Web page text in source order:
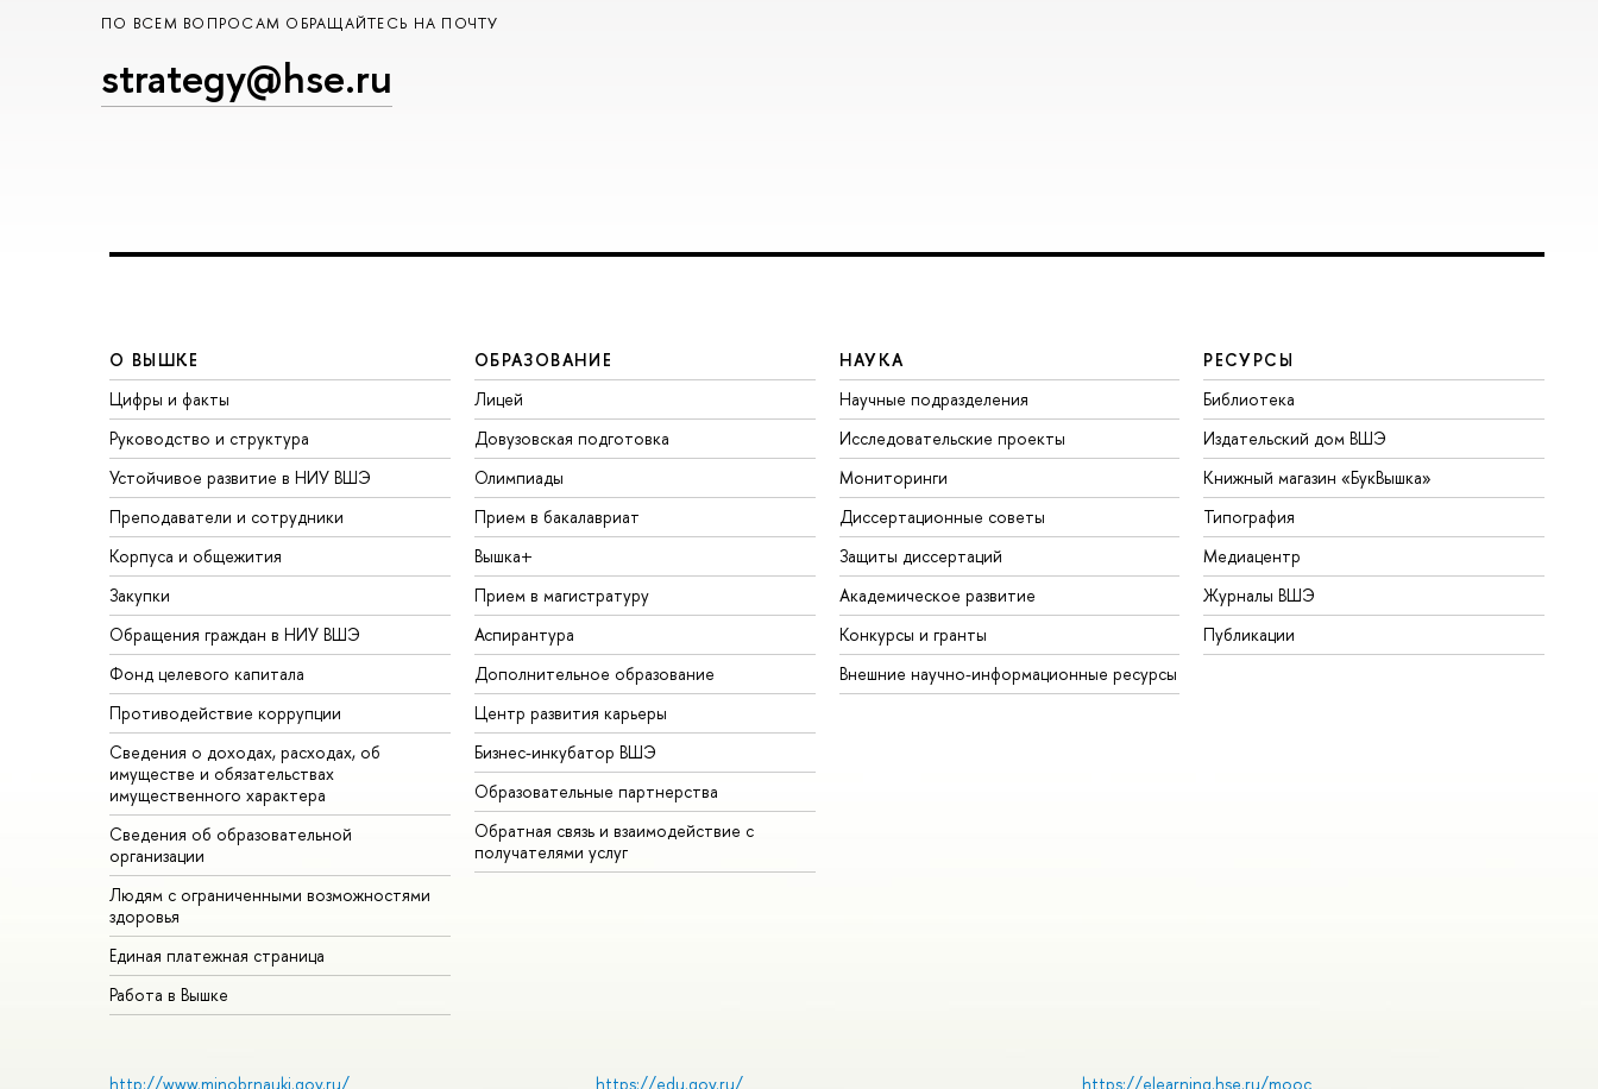
ПО ВСЕМ ВОПРОСАМ ОБРАЩАЙТЕСЬ НА ПОЧТУ
strategy@hse.ru
О ВЫШКЕ
Цифры и факты
Руководство и структура
Устойчивое развитие в НИУ ВШЭ
Преподаватели и сотрудники
Корпуса и общежития
Закупки
Обращения граждан в НИУ ВШЭ
Фонд целевого капитала
Противодействие коррупции
Сведения о доходах, расходах, об
имуществе и обязательствах
имущественного характера
Сведения об образовательной
организации
Людям с ограниченными возможностями
здоровья
Единая платежная страница
Работа в Вышке
ОБРАЗОВАНИЕ
Лицей
Довузовская подготовка
Олимпиады
Прием в бакалавриат
Вышка+
Прием в магистратуру
Аспирантура
Дополнительное образование
Центр развития карьеры
Бизнес-инкубатор ВШЭ
Образовательные партнерства
Обратная связь и взаимодействие с
получателями услуг
НАУКА
Научные подразделения
Исследовательские проекты
Мониторинги
Диссертационные советы
Защиты диссертаций
Академическое развитие
Конкурсы и гранты
Внешние научно-информационные ресурсы
РЕСУРСЫ
Библиотека
Издательский дом ВШЭ
Книжный магазин «БукВышка»
Типография
Медиацентр
Журналы ВШЭ
Публикации
http://www.minobrnauki.gov.ru/ https://edu.gov.ru/ https://elearning.hse.ru/mooc